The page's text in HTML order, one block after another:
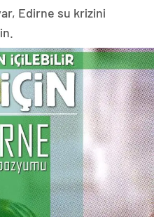
Edirne su krizini